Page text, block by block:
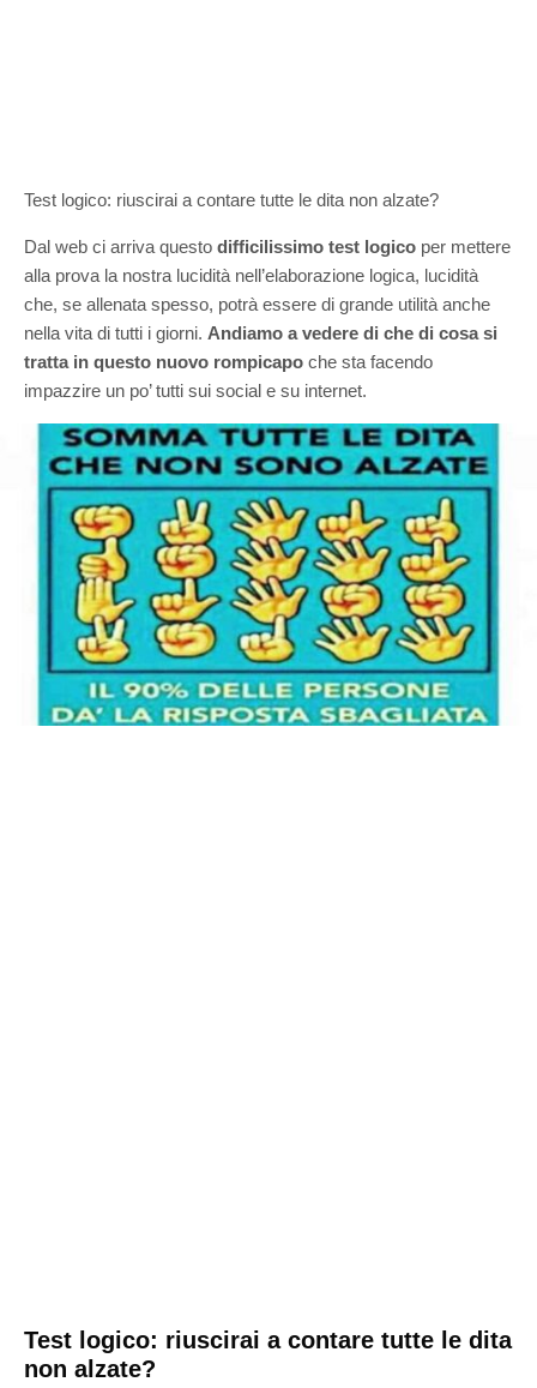
Test logico: riuscirai a contare tutte le dita non alzate?
Dal web ci arriva questo difficilissimo test logico per mettere
alla prova la nostra lucidità nell’elaborazione logica, lucidità
che, se allenata spesso, potrà essere di grande utilità anche
nella vita di tutti i giorni. Andiamo a vedere di che di cosa si
tratta in questo nuovo rompicapo che sta facendo
impazzire un po’ tutti sui social e su internet.
Test logico: riuscirai a contare tutte le dita
non alzate?